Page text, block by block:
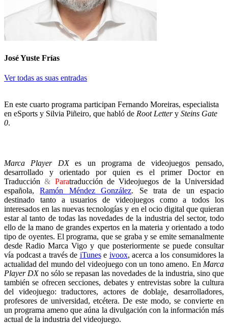
José Yuste Frías
Ver todas as suas entradas
En este cuarto programa participan Fernando Moreiras, especialista
en eSports y Silvia Piñeiro, que habló de Root Lettery Steins Gate
0.
Marca Player DXes un programa de videojuegos pensado,
desarrollado y orientado por quien es el primer Doctor en
Traducción& Paratraducción de Videojuegos de la Universidad
española,Ramón Méndez González. Se trata de un espacio
destinado tanto a usuarios de videojuegos como a todos los
interesados en las nuevas tecnologías y en el ocio digital que quieran
estar al tanto de todas las novedades de la industria del sector, todo
ello de la mano de grandes expertos en la materia y orientado a todo
tipo de oyentes. El programa, que se graba y se emite semanalmente
desde Radio Marca Vigo y que posteriormente se puede consultar
vía podcast a través de iTunese ivoox, acerca a los consumidores la
actualidad del mundo del videojuego con un tono ameno. En Marca
Player DXno sólo se repasan las novedades de la industria, sino que
también se ofrecen secciones, debates y entrevistas sobre la cultura
del videojuego: traductores, actores de doblaje, desarrolladores,
profesores de universidad, etcétera. De este modo, se convierte en
un programa ameno que aúna la divulgación con la información más
actual de la industria del videojuego.